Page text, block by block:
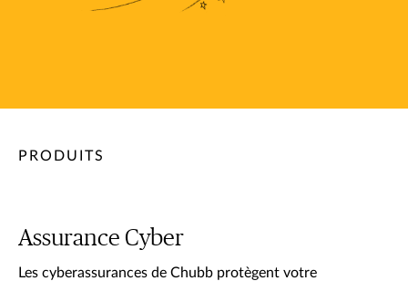
PRODUITS
Assurance Cyber
Les cyberassurances de Chubb protègent votre